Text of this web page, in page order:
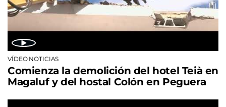
VÍDEO NOTICIAS
Comienza la demolición del hotel Teià en
Magaluf y del hostal Colón en Peguera